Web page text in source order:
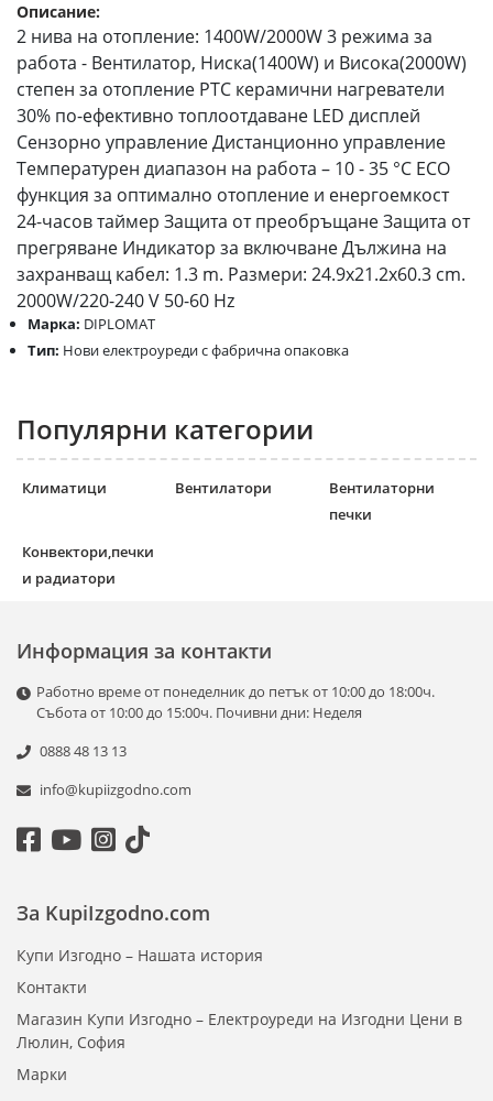
Описание:
2 нива на отопление: 1400W/2000W 3 режима за
работа - Вентилатор, Ниска(1400W) и Висока(2000W)
степен за отопление PTC керамични нагреватели
30% по-ефективно топлоотдаване LED дисплей
Сензорно управление Дистанционно управление
Температурен диапазон на работа – 10 - 35 °C ECO
функция за оптимално отопление и енергоемкост
24-часов таймер Защита от преобръщане Защита от
прегряване Индикатор за включване Дължина на
захранващ кабел: 1.3 m. Размери: 24.9x21.2x60.3 cm.
2000W/220-240 V 50-60 Hz
Марка: DIPLOMAT
Тип: Нови електроуреди с фабрична опаковка
Популярни категории
Климатици Вентилатори
Вентилаторни
печки
Конвектори,печки
и радиатори
Информация за контакти
Работно време от понеделник до петък от 10:00 до 18:00ч.
Събота от 10:00 до 15:00ч. Почивни дни: Неделя
0888 48 13 13
info@kupiizgodno.com
За KupiIzgodno.com
Купи Изгодно – Нашата история
Контакти
Магазин Купи Изгодно – Електроуреди на Изгодни Цени в
Люлин, София
Марки